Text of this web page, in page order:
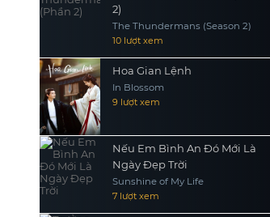
2)
The Thundermans (Season 2)
10 lượt xem
Hoa Gian Lệnh
In Blossom
9 lượt xem
Nếu Em Bình An Đó Mới Là
Ngày Đẹp Trời
Sunshine of My Life
7 lượt xem